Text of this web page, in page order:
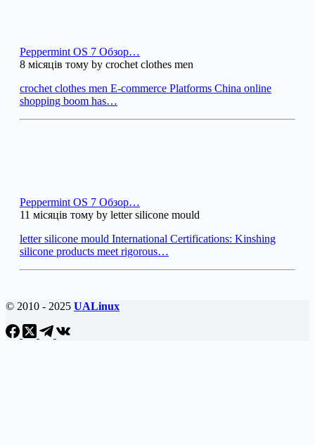
Peppermint OS 7 Обзор…
8 місяців тому by crochet clothes men
crochet clothes men E-commerce Platforms China online
shopping boom has…
Peppermint OS 7 Обзор…
11 місяців тому by letter silicone mould
letter silicone mould International Certifications: Kinshing
silicone products meet rigorous…
© 2010 - 2025 UALinux